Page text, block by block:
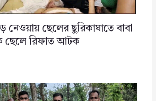
নেওয়ায় ছেলের ছুরিকাঘাতে বাবা
ছেলে রিফাত আটক